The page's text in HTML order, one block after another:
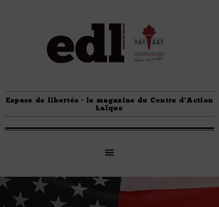
Espace de libertés · le magazine du Centre d'Action
Laïque